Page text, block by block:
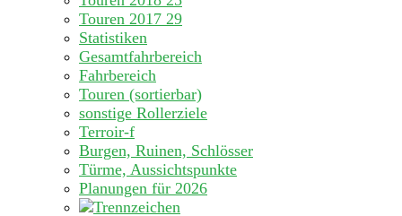
Touren 2017 29
Statistiken
Gesamtfahrbereich
Fahrbereich
Touren (sortierbar)
sonstige Rollerziele
Terroir-f
Burgen, Ruinen, Schlösser
Türme, Aussichtspunkte
Planungen für 2026